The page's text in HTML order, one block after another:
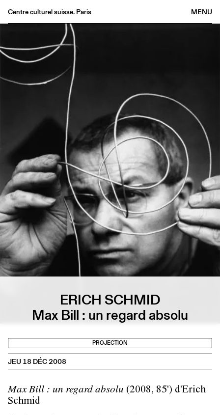
MENU
Centre culturel suisse. Paris
Librairie
Buvette
Archives
Informations
/EN
ERICH SCHMID
Max Bill : un regard absolu
PROJECTION
JEU 18 DÉC 2008
Max Bill : un regard absolu (2008, 85') d'Erich
Schmid